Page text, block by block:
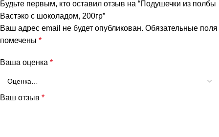
Будьте первым, кто оставил отзыв на “Подушечки из полбы
Вастэко с шоколадом, 200гр”
Ваш адрес email не будет опубликован. Обязательные поля
помечены *
Ваша оценка *
Ваш отзыв *